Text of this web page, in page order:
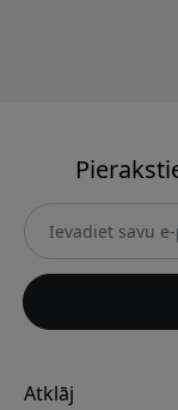
Atklāj